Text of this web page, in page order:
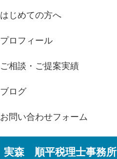
はじめての方へ
プロフィール
ご相談・ご提案実績
ブログ
お問い合わせフォーム
実森 順平税理士事務所